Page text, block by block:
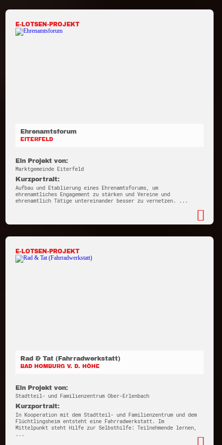
E-LOTSEN-PROJEKT
Ehrenamtsforum
EITERFELD
Ein Projekt von:
Marktgemeinde Eiterfeld
Kurzportrait:
Aufbau und Etablierung eines Ehrenamtsforums, um
ehrenamtliches Engagement zu stärken und Vereine und
ehrenamtlich Tätige untereinander besser zu vernetzen. ...
E-LOTSEN-PROJEKT
Rad & Tat (Fahrradwerkstatt)
BAD HOMBURG V. D. HÖHE
Ein Projekt von:
Stadtteil- und Familienzentrum Ober-Erlenbach
Kurzportrait:
In Kooperation mit dem Stadtteil- und Familienzentrum und dem
Flüchtlingsheim entsteht eine Fahrradwerkstatt. Im
Mittelpunkt steht Hilfe zur Selbsthilfe: Teilnehmende lernen,
...